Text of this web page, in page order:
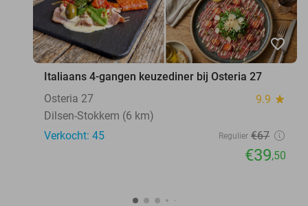
favorite_border
Italiaans 4-gangen keuzediner bij Osteria 27
Osteria 27
9.9 star
Dilsen-Stokkem (6 km)
Verkocht: 45
Regulier €67
€39,50